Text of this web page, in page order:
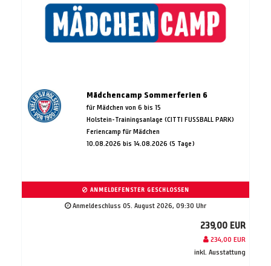
Mädchencamp Sommerferien 6
für Mädchen von 6 bis 15
Holstein-Trainingsanlage (CITTI FUSSBALL PARK)
Feriencamp für Mädchen
10.08.2026 bis 14.08.2026 (5 Tage)
ANMELDEFENSTER GESCHLOSSEN
Anmeldeschluss 05. August 2026, 09:30 Uhr
239,00 EUR
234,00 EUR
inkl. Ausstattung